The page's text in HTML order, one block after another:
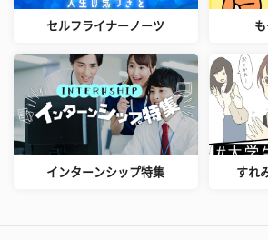
セルフライナーノーツ
インターンシップ特集 すれ